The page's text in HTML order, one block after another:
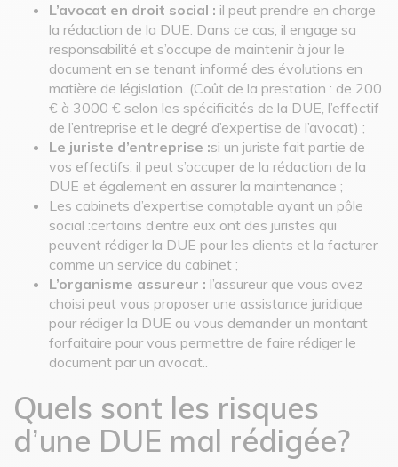
L’avocat en droit social : il peut prendre en charge
la rédaction de la DUE. Dans ce cas, il engage sa
responsabilité et s’occupe de maintenir à jour le
document en se tenant informé des évolutions en
matière de législation. (Coût de la prestation : de 200
€ à 3000 € selon les spécificités de la DUE, l’effectif
de l’entreprise et le degré d’expertise de l’avocat) ;
Le juriste d’entreprise :si un juriste fait partie de
vos effectifs, il peut s’occuper de la rédaction de la
DUE et également en assurer la maintenance ;
Les cabinets d’expertise comptable ayant un pôle
social :certains d’entre eux ont des juristes qui
peuvent rédiger la DUE pour les clients et la facturer
comme un service du cabinet ;
L’organisme assureur : l’assureur que vous avez
choisi peut vous proposer une assistance juridique
pour rédiger la DUE ou vous demander un montant
forfaitaire pour vous permettre de faire rédiger le
document par un avocat..
Quels sont les risques
d’une DUE mal rédigée?